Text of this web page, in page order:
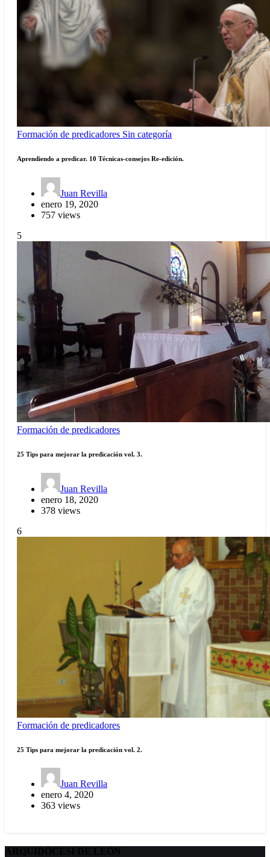
Formación de predicadores Sin categoría
Aprendiendo a predicar. 10 Técnicas-consejos Re-edición.
Juan Revilla
enero 19, 2020
757 views
5
Formación de predicadores
25 Tips para mejorar la predicación vol. 3.
Juan Revilla
enero 18, 2020
378 views
6
Formación de predicadores
25 Tips para mejorar la predicación vol. 2.
Juan Revilla
enero 4, 2020
363 views
ARQUIDÖCESI DE LEÓN